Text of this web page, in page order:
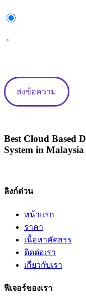
Best Cloud Based
System in Malaysia
ลิงก์ด่วน
หน้าแรก
ราคา
เนื้อหาคัดสรร​
ติดต่อเรา
เกี่ยวกับเรา
ฟีเจอร์ของเรา